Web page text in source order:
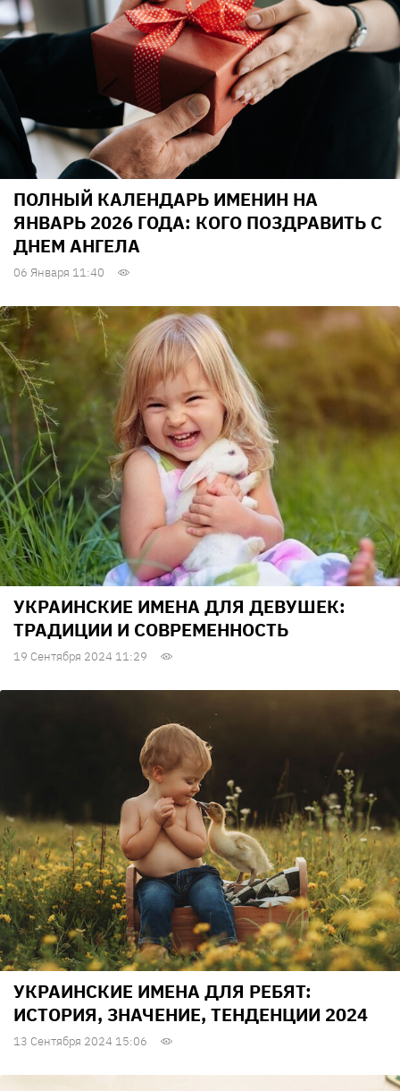
ПОЛНЫЙ КАЛЕНДАРЬ ИМЕНИН НА
ЯНВАРЬ 2026 ГОДА: КОГО ПОЗДРАВИТЬ С
ДНЕМ АНГЕЛА
06 Января 11:40
УКРАИНСКИЕ ИМЕНА ДЛЯ ДЕВУШЕК:
ТРАДИЦИИ И СОВРЕМЕННОСТЬ
19 Сентября 2024 11:29
УКРАИНСКИЕ ИМЕНА ДЛЯ РЕБЯТ:
ИСТОРИЯ, ЗНАЧЕНИЕ, ТЕНДЕНЦИИ 2024
13 Сентября 2024 15:06